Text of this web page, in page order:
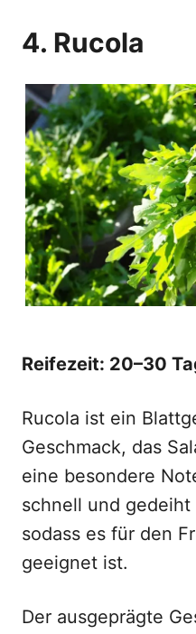
4. Rucola
Reifezeit: 20–30
Rucola ist ein
Geschmack, das
eine besondere
schnell und
sodass es für den
geeignet ist.
Der ausgeprägte